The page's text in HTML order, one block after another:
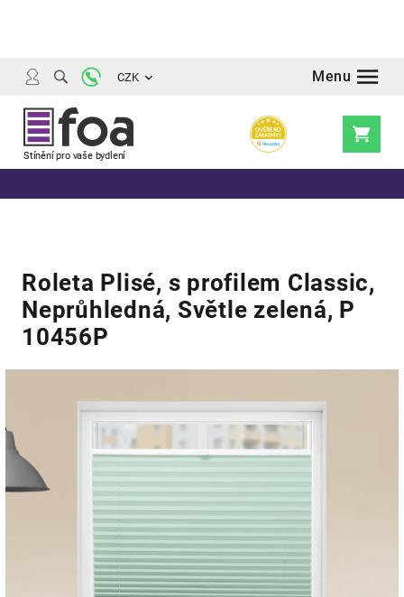
CZK
Nákupní
Roleta Plisé, s profilem Classic,
Neprůhledná, Světle zelená, P
10456P